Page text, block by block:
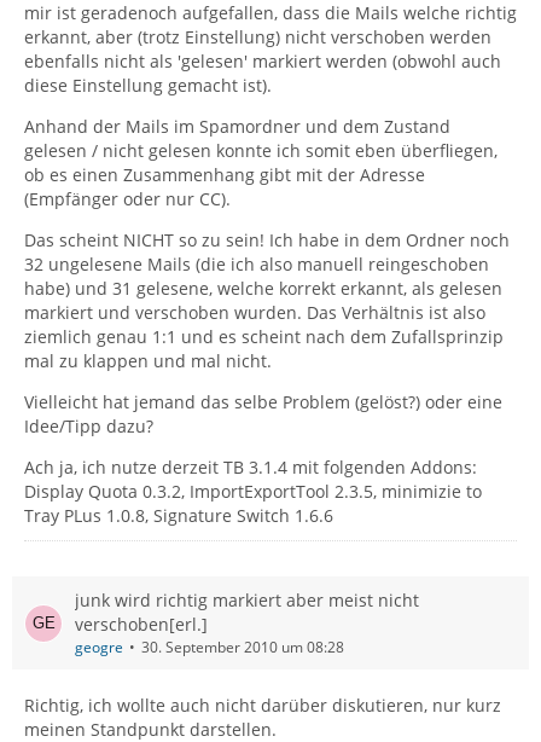
mir ist geradenoch aufgefallen, dass die Mails welche richtig
erkannt, aber (trotz Einstellung) nicht verschoben werden
ebenfalls nicht als 'gelesen' markiert werden (obwohl auch
diese Einstellung gemacht ist).
Anhand der Mails im Spamordner und dem Zustand
gelesen / nicht gelesen konnte ich somit eben überfliegen,
ob es einen Zusammenhang gibt mit der Adresse
(Empfänger oder nur CC).
Das scheint NICHT so zu sein! Ich habe in dem Ordner noch
32 ungelesene Mails (die ich also manuell reingeschoben
habe) und 31 gelesene, welche korrekt erkannt, als gelesen
markiert und verschoben wurden. Das Verhältnis ist also
ziemlich genau 1:1 und es scheint nach dem Zufallsprinzip
mal zu klappen und mal nicht.
Vielleicht hat jemand das selbe Problem (gelöst?) oder eine
Idee/Tipp dazu?
Ach ja, ich nutze derzeit TB 3.1.4 mit folgenden Addons:
Display Quota 0.3.2, ImportExportTool 2.3.5, minimizie to
Tray PLus 1.0.8, Signature Switch 1.6.6
junk wird richtig markiert aber meist nicht
verschoben[erl.]
geogre 30. September 2010 um 08:28
Richtig, ich wollte auch nicht darüber diskutieren, nur kurz
meinen Standpunkt darstellen.